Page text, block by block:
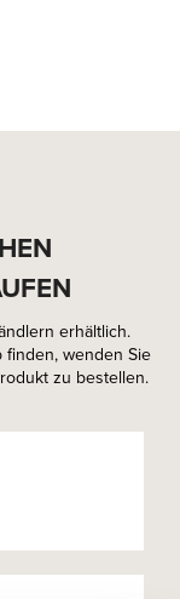
erhältlich.
finden, wenden Sie
zu bestellen.